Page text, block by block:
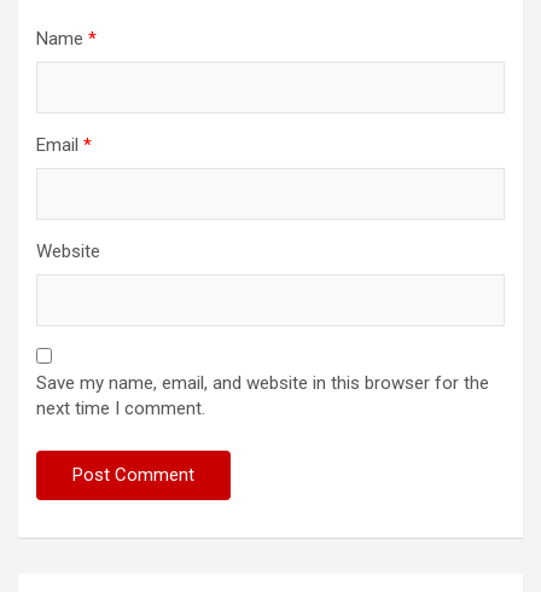
Name *
Email *
Website
Save my name, email, and website in this browser for the
next time I comment.